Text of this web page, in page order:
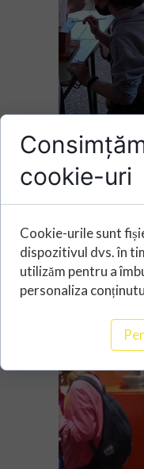
cookie-uri
Cookie-urile sunt
dispozitivul dvs. în
utilizăm pentru a
personaliza